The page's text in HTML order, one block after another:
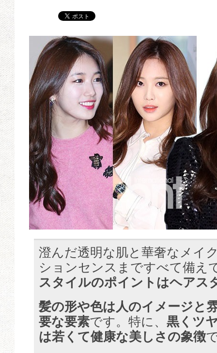
澄んだ透明な肌と華奢なメイ
ションセンスまですべて備え
スタイルのポイントはヘアス
髪の形や色は人のイメージと
要な要素です。特に、 黒くツ
は若くて健康な美しさの象徴